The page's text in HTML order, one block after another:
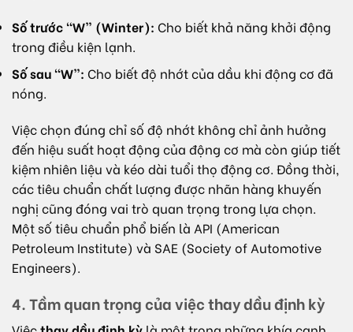
Số trước “W” (Winter): Cho biết khả năng khởi động
trong điều kiện lạnh.
Số sau “W”: Cho biết độ nhớt của dầu khi động cơ đã
nóng.
Việc chọn đúng chỉ số độ nhớt không chỉ ảnh hưởng
đến hiệu suất hoạt động của động cơ mà còn giúp tiết
kiệm nhiên liệu và kéo dài tuổi thọ động cơ. Đồng thời,
các tiêu chuẩn chất lượng được nhãn hàng khuyến
nghị cũng đóng vai trò quan trọng trong lựa chọn.
Một số tiêu chuẩn phổ biến là API (American
Petroleum Institute) và SAE (Society of Automotive
Engineers).
4. Tầm quan trọng của việc thay dầu định kỳ